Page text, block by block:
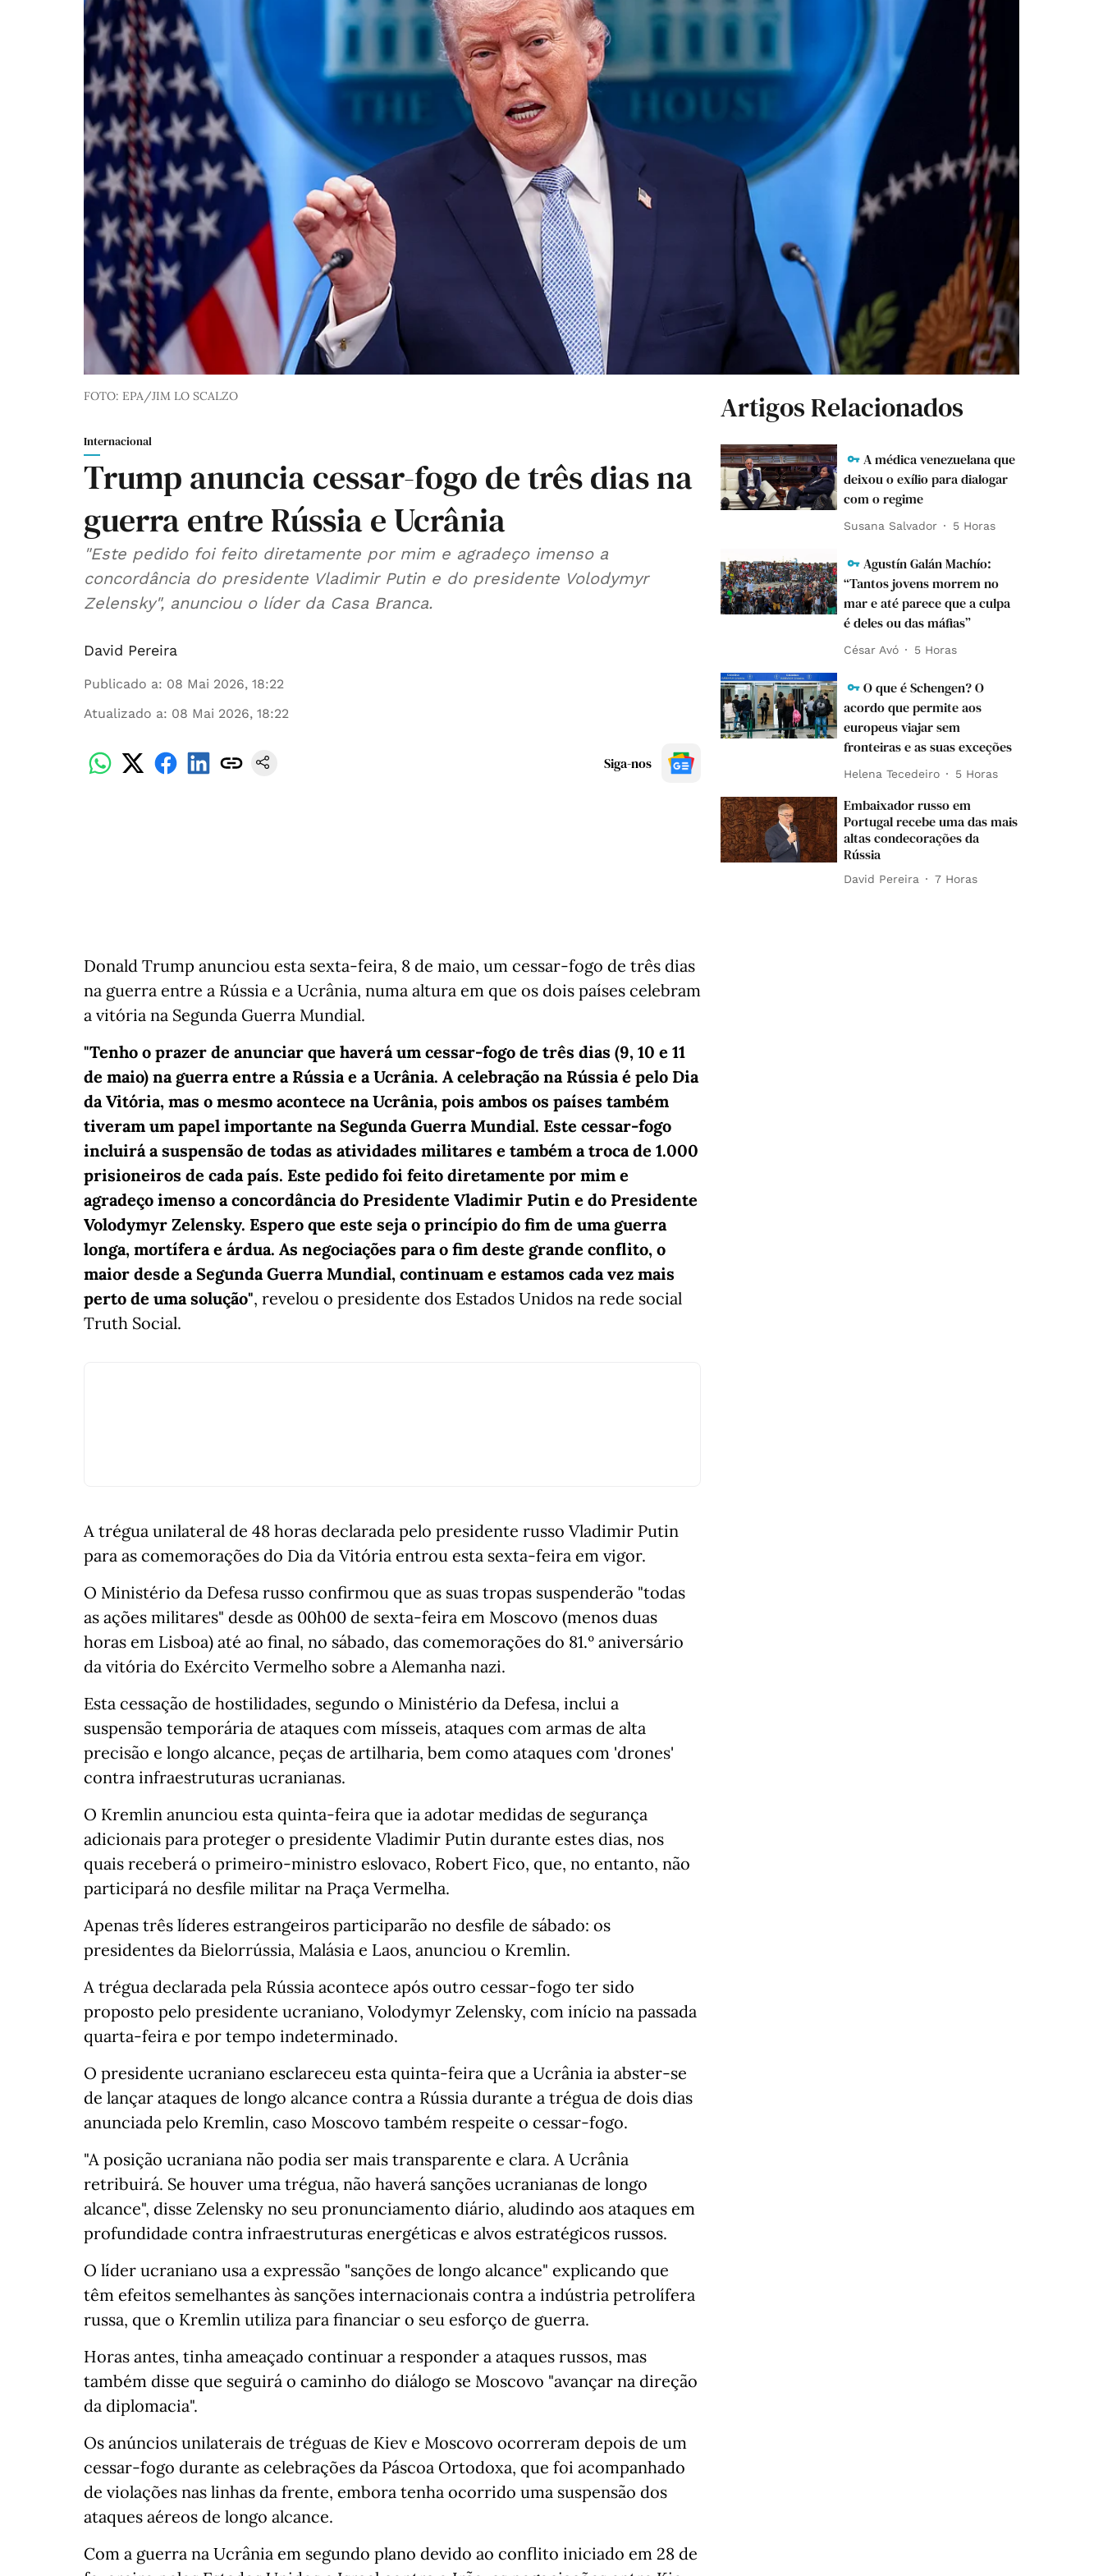
FOTO: EPA/JIM LO SCALZO
Internacional
Trump anuncia cessar-fogo de três dias na
guerra entre Rússia e Ucrânia
"Este pedido foi feito diretamente por mim e agradeço imenso a
concordância do presidente Vladimir Putin e do presidente Volodymyr
Zelensky", anunciou o líder da Casa Branca.
David Pereira
Publicado a: 08 Mai 2026, 18:22
Atualizado a: 08 Mai 2026, 18:22
Siga-nos
Donald Trump anunciou esta sexta-feira, 8 de maio, um cessar-fogo de três dias
na guerra entre a Rússia e a Ucrânia, numa altura em que os dois países celebram
a vitória na Segunda Guerra Mundial.
"Tenho o prazer de anunciar que haverá um cessar-fogo de três dias (9, 10 e 11
de maio) na guerra entre a Rússia e a Ucrânia. A celebração na Rússia é pelo Dia
da Vitória, mas o mesmo acontece na Ucrânia, pois ambos os países também
tiveram um papel importante na Segunda Guerra Mundial. Este cessar-fogo
incluirá a suspensão de todas as atividades militares e também a troca de 1.000
prisioneiros de cada país. Este pedido foi feito diretamente por mim e
agradeço imenso a concordância do Presidente Vladimir Putin e do Presidente
Volodymyr Zelensky. Espero que este seja o princípio do fim de uma guerra
longa, mortífera e árdua. As negociações para o fim deste grande conflito, o
maior desde a Segunda Guerra Mundial, continuam e estamos cada vez mais
perto de uma solução", revelou o presidente dos Estados Unidos na rede social
Truth Social.
A trégua unilateral de 48 horas declarada pelo presidente russo Vladimir Putin
para as comemorações do Dia da Vitória entrou esta sexta-feira em vigor.
O Ministério da Defesa russo confirmou que as suas tropas suspenderão "todas
as ações militares" desde as 00h00 de sexta-feira em Moscovo (menos duas
horas em Lisboa) até ao final, no sábado, das comemorações do 81.º aniversário
da vitória do Exército Vermelho sobre a Alemanha nazi.
Esta cessação de hostilidades, segundo o Ministério da Defesa, inclui a
suspensão temporária de ataques com mísseis, ataques com armas de alta
precisão e longo alcance, peças de artilharia, bem como ataques com 'drones'
contra infraestruturas ucranianas.
O Kremlin anunciou esta quinta-feira que ia adotar medidas de segurança
adicionais para proteger o presidente Vladimir Putin durante estes dias, nos
quais receberá o primeiro-ministro eslovaco, Robert Fico, que, no entanto, não
participará no desfile militar na Praça Vermelha.
Apenas três líderes estrangeiros participarão no desfile de sábado: os
presidentes da Bielorrússia, Malásia e Laos, anunciou o Kremlin.
A trégua declarada pela Rússia acontece após outro cessar-fogo ter sido
proposto pelo presidente ucraniano, Volodymyr Zelensky, com início na passada
quarta-feira e por tempo indeterminado.
O presidente ucraniano esclareceu esta quinta-feira que a Ucrânia ia abster-se
de lançar ataques de longo alcance contra a Rússia durante a trégua de dois dias
anunciada pelo Kremlin, caso Moscovo também respeite o cessar-fogo.
"A posição ucraniana não podia ser mais transparente e clara. A Ucrânia
retribuirá. Se houver uma trégua, não haverá sanções ucranianas de longo
alcance", disse Zelensky no seu pronunciamento diário, aludindo aos ataques em
profundidade contra infraestruturas energéticas e alvos estratégicos russos.
O líder ucraniano usa a expressão "sanções de longo alcance" explicando que
têm efeitos semelhantes às sanções internacionais contra a indústria petrolífera
russa, que o Kremlin utiliza para financiar o seu esforço de guerra.
Horas antes, tinha ameaçado continuar a responder a ataques russos, mas
também disse que seguirá o caminho do diálogo se Moscovo "avançar na direção
da diplomacia".
Os anúncios unilaterais de tréguas de Kiev e Moscovo ocorreram depois de um
cessar-fogo durante as celebrações da Páscoa Ortodoxa, que foi acompanhado
de violações nas linhas da frente, embora tenha ocorrido uma suspensão dos
ataques aéreos de longo alcance.
Com a guerra na Ucrânia em segundo plano devido ao conflito iniciado em 28 de
Artigos Relacionados
A médica venezuelana que
deixou o exílio para dialogar
com o regime
Susana Salvador 5 Horas
Agustín Galán Machío:
“Tantos jovens morrem no
mar e até parece que a culpa
é deles ou das máfias”
César Avó 5 Horas
O que é Schengen? O
acordo que permite aos
europeus viajar sem
fronteiras e as suas exceções
Helena Tecedeiro 5 Horas
Embaixador russo em
Portugal recebe uma das mais
altas condecorações da
Rússia
David Pereira 7 Horas